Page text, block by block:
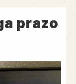
prazo